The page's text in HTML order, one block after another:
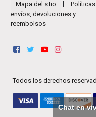
Mapa del sitio
envíos, devoluciones y
reembolsos
Todos los derechos
Chat en